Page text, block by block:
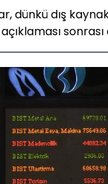
dünkü dış
sonrası